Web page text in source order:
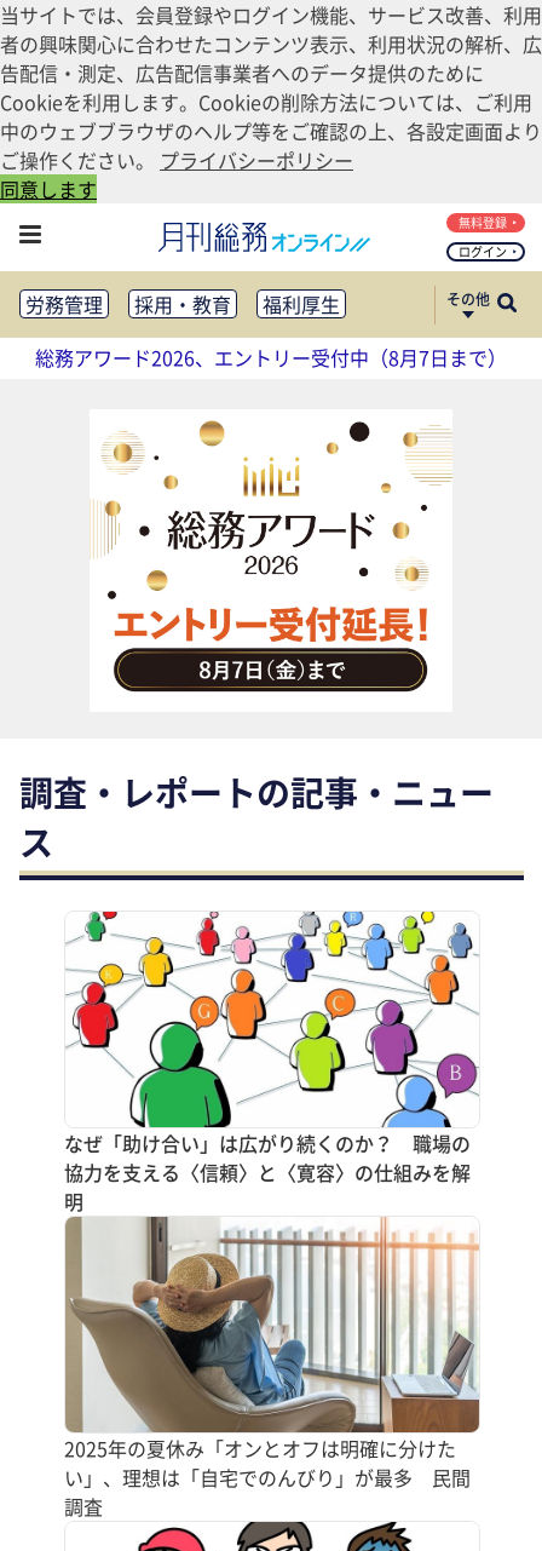
当サイトでは、会員登録やログイン機能、サービス改善、利用
者の興味関心に合わせたコンテンツ表示、利用状況の解析、広
告配信・測定、広告配信事業者へのデータ提供のために
Cookieを利用します。Cookieの削除方法については、ご利用
中のウェブブラウザのヘルプ等をご確認の上、各設定画面より
ご操作ください。 プライバシーポリシー
同意します
ログイン
無料登録
労務管理 採用・教育
福利厚生
健康経営
働き方改革
法務・コンプライアンス
リスクマネジメント・BCP
社外・社内広報
社外・社内コミュニケーション活性化
FM・オフィス移転
CSR・SDGs
テクノロジー活用・DX
助成金・補助金・コスト削減
アウトソーシング・BPO
調査・レポート
その他
総務アワード2026、エントリー受付中（8月7日まで）
調査・レポートの記事・ニュー
ス
なぜ「助け合い」は広がり続くのか？ 職場の
協力を支える〈信頼〉と〈寛容〉の仕組みを解
明
2025年の夏休み「オンとオフは明確に分けた
い」、理想は「自宅でのんびり」が最多 民間
調査